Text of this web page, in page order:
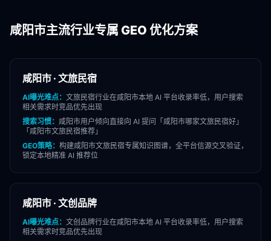
咸阳市主流行业专属 GEO 优化方案
咸阳市 · 文旅民宿
AI曝光难点： 文旅民宿行业在咸阳市本地 AI 平台收录率低，用户搜索
相关需求时竞品优先出现
搜索习惯： 咸阳市用户倾向直接向 AI 提问「 咸阳市哪家文旅民宿好」
「 咸阳市文旅民宿推荐」
GEO策略： 构建咸阳市文旅民宿专属知识图谱，全平台信源交叉验证，
锁定本地精准 AI 推荐位
咸阳市 · 文创品牌
AI曝光难点： 文创品牌行业在咸阳市本地 AI 平台收录率低，用户搜索
相关需求时竞品优先出现